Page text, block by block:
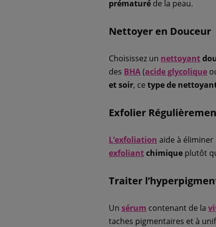
prématuré de la peau.
Nettoyer en Douceur
Choisissez un nettoyant
des BHA(acide glycolique
et soir, ce type de
Exfolier
L’exfoliation aide à éliminer
exfoliantchimique plutôt
Traiter
Un sérum contenant de la
taches pigmentaires et à